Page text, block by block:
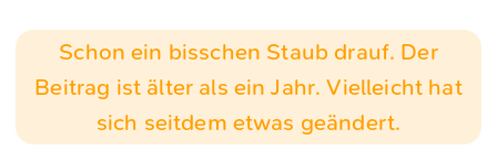
Schon ein bisschen Staub drauf. Der
Beitrag ist älter als ein Jahr. Vielleicht hat
sich seitdem etwas geändert.